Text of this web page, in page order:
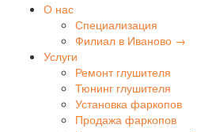
О нас
Специализация
Филиал в Иваново →
Услуги
Ремонт глушителя
Тюнинг глушителя
Установка фаркопов
Продажа фаркопов